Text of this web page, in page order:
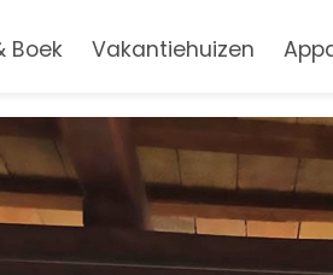
Boek Vakantiehuizen